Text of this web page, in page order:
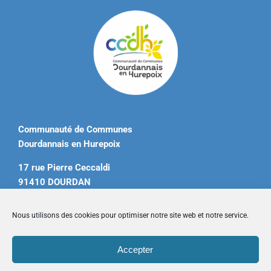
Nous utilisons des cookies pour optimiser notre site web et notre service.
Accepter
Communauté de Communes
Dourdannais en Hurepoix
17 rue Pierre Ceccaldi
91410 DOURDAN
contact@ccdourdannais.com
Accueil|Plan du site|Mentions légales|Contactez-nous